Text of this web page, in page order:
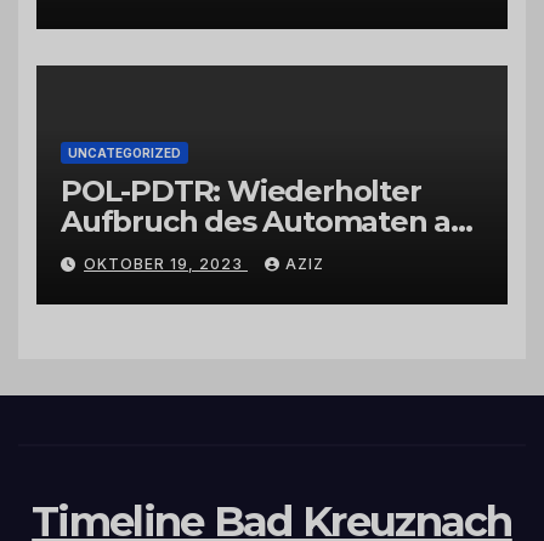
UNCATEGORIZED
POL-PDTR: Wiederholter
Aufbruch des Automaten am
Wohnmobilstellplatz in
Hermeskeil am Labachweg
OKTOBER 19, 2023 AZIZ
Timeline Bad Kreuznach